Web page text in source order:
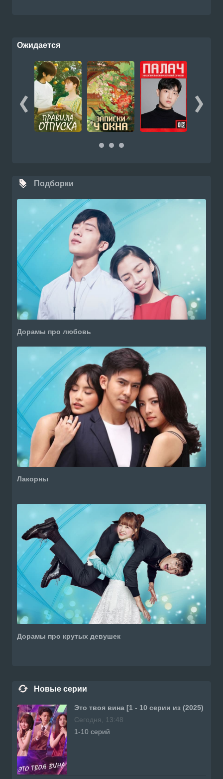
Ожидается
Подборки
Дорамы про любовь
Лакорны
Дорамы про крутых девушек
Новые серии
Это твоя вина [1 - 10 серии из (2025)
Сегодня, 13:48
1-10 серий